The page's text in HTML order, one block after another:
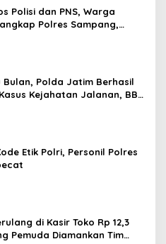
Polisi dan PNS, Warga
Polres Sampang,
600 juta
Bulan, Polda Jatim Berhasil
Kejahatan Jalanan, BB
dan 12 Mobil Diamankan
Etik Polri, Personil Polres
di Kasir Toko Rp 12,3
Pemuda Diamankan Tim